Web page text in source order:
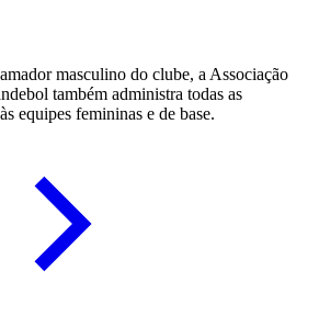
masculino do clube, a Associação
também administra todas as
equipes femininas e de base.